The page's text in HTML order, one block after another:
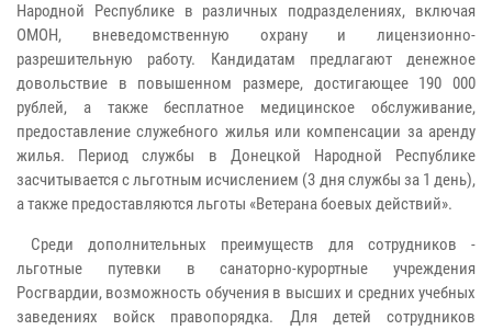
Народной Республике в различных подразделениях, включая
ОМОН, вневедомственную охрану и лицензионно-
разрешительную работу. Кандидатам предлагают денежное
довольствие в повышенном размере, достигающее 190 000
рублей, а также бесплатное медицинское обслуживание,
предоставление служебного жилья или компенсации за аренду
жилья. Период службы в Донецкой Народной Республике
засчитывается с льготным исчислением (3 дня службы за 1 день),
а также предоставляются льготы «Ветерана боевых действий».
Среди дополнительных преимуществ для сотрудников -
льготные путевки в санаторно-курортные учреждения
Росгвардии, возможность обучения в высших и средних учебных
заведениях войск правопорядка. Для детей сотрудников